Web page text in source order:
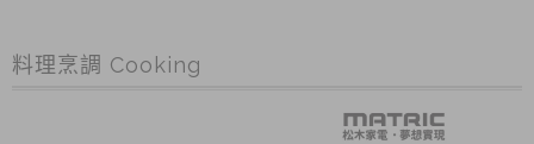
料理烹調 Cooking